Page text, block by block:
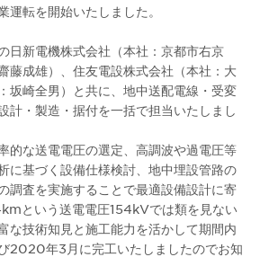
転を開始いたしました。
日新電機株式会社（本社：京都市右京
藤成雄）、住友電設株式会社（本社：大
坂崎全男）と共に、地中送配電線・受変
計・製造・据付を一括で担当いたしまし
的な送電電圧の選定、高調波や過電圧等
に基づく設備仕様検討、地中埋設管路の
調査を実施することで最適設備設計に寄
という送電電圧154kVでは類を見ない
な技術知見と施工能力を活かして期間内
2020年3月に完工いたしましたのでお知